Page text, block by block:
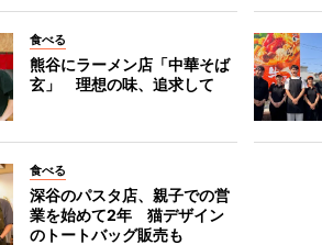
食べる
熊谷にラーメン店「中華そば
玄」 理想の味、追求して
食べる
深谷のパスタ店、親子での営
業を始めて2年 猫デザイン
のトートバッグ販売も